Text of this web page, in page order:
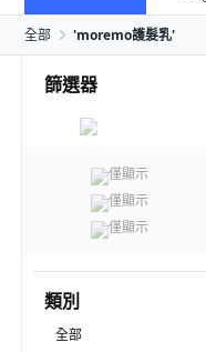
全部 'moremo護髮乳'
篩選器
僅顯示
僅顯示
僅顯示
類別
全部